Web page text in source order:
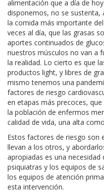
alimentación que a día de
disponemos, no se sustenta,
la comida más importante
veces al día, que las grasas
aportes continuados de
nuestros músculos no van a
la realidad. Lo cierto es que
productos light, y libres de
mismo tenemos una
factores de riesgo
en etapas más precoces,
la población de enfermos
calidad de vida, una alta
Estos factores de riesgo son
llevan a los otros, y
apropiadas es una
psiquiatras y los equipos de
los equipos de atención
esta intervención.